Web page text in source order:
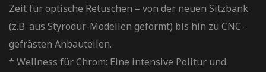
Zeit für optische Retuschen – von der neuen Sitzbank
(z.B. aus Styrodur-Modellen geformt) bis hin zu CNC-
gefrästen Anbauteilen.
* Wellness für Chrom: Eine intensive Politur und